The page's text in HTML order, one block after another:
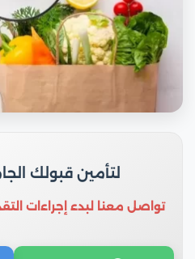
لتأمين قبولك
تواصل معنا لبدء إجراءات